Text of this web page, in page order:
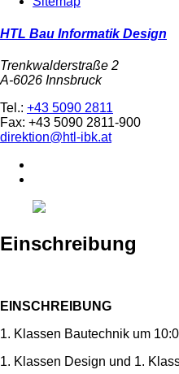
HTL Bau Informatik Design
Trenkwalderstraße 2
A-6026 Innsbruck
Tel.: +43 5090 2811
Fax: +43 5090 2811-900
direktion@htl-ibk.at
Einschreibung
EINSCHREIBUNG
1. Klassen Bautechnik um
1. Klassen Design und 1.